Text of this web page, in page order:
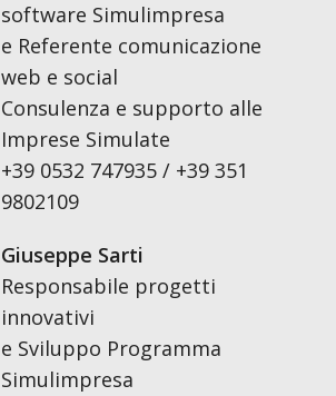
software Simulimpresa
e Referente comunicazione
web e social
Consulenza e supporto alle
Imprese Simulate
+39 0532 747935 / +39 351
9802109
Giuseppe Sarti
Responsabile progetti
innovativi
e Sviluppo Programma
Simulimpresa